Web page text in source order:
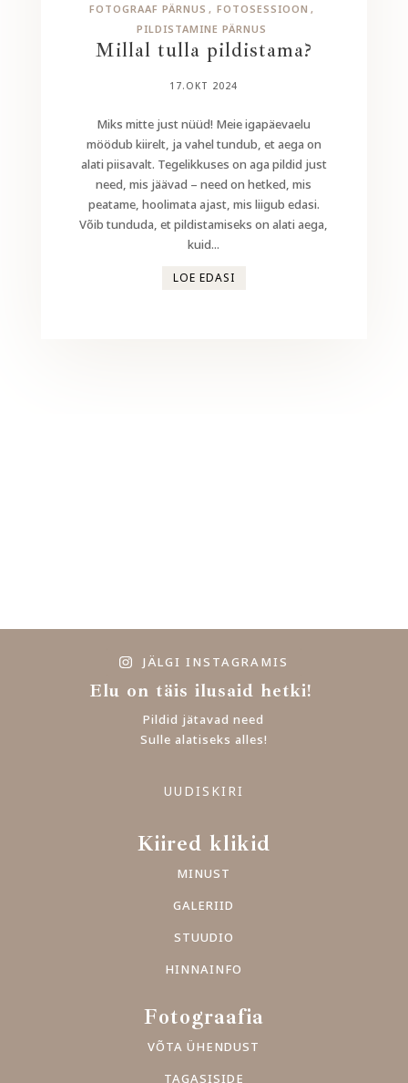
FOTOGRAAF PÄRNUS
FOTOSESSIOON
PILDISTAMINE PÄRNUS
Millal tulla pildistama?
17.OKT 2024
Miks mitte just nüüd! Meie igapäevaelu
möödub kiirelt, ja vahel tundub, et aega on
alati piisavalt. Tegelikkuses on aga pildid just
need, mis jäävad – need on hetked, mis
peatame, hoolimata ajast, mis liigub edasi.
Võib tunduda, et pildistamiseks on alati aega,
kuid...
LOE EDASI
JÄLGI INSTAGRAMIS
Elu on täis ilusaid hetki!
Pildid jätavad need
Sulle alatiseks alles!
UUDISKIRI
Kiired klikid
MINUST
GALERIID
STUUDIO
HINNAINFO
Fotograafia
VÕTA ÜHENDUST
TAGASISIDE